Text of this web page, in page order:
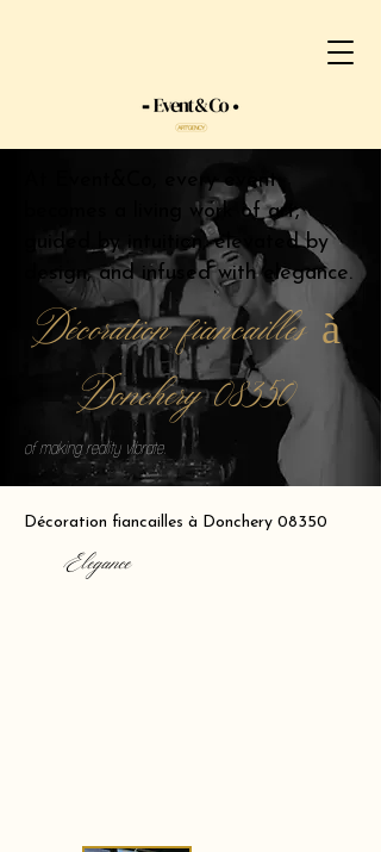
At Event&Co, every event
becomes a living work of art,
guided by intuition, elevated by
design, and infused with elegance.
Décoration fiancailles à
Donchery 08350
of making reality vibrate.
Décoration fiancailles à Donchery 08350
Elegance